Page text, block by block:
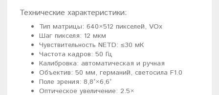
Технические характеристики:
Тип матрицы: 640×512 пикселей, VOx
Шаг пикселя: 12 мкм
Чувствительность NETD: ≤30 мК
Частота кадров: 50 Гц
Калибровка: автоматическая и ручная
Объектив: 50 мм, германий, светосила F1.0
Поле зрения: 8,8°×6,6°
Оптическое увеличение: 2.5×